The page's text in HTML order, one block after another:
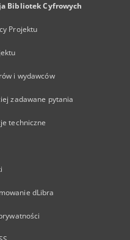
Bibliotek Cyfrowych
Projektu
i wydawców
zadawane pytania
techniczne
dLibra